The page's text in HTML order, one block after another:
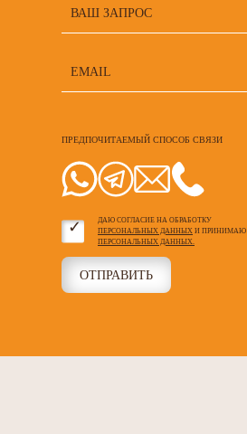
ПРЕДПОЧИТАЕМЫЙ СПОСОБ СВЯЗИ
ДАЮ СОГЛАСИЕ НА ОБРАБОТКУ
ПЕРСОНАЛЬНЫХ ДАННЫХ И ПРИНИМАЮ
ПЕРСОНАЛЬНЫХ ДАННЫХ.
ОТПРАВИТЬ